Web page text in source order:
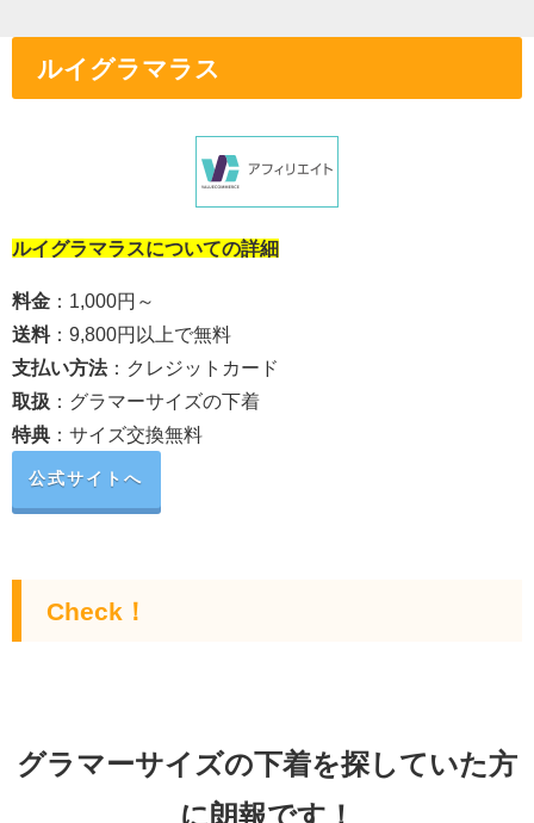
ルイグラマラス
ルイグラマラスについての詳細
料金 ：1,000円～
送料：9,800円以上で無料
支払い方法：クレジットカード
取扱 ：グラマーサイズの下着
特典 ：サイズ交換無料
公式サイトへ
Check！
グラマーサイズの下着を探していた方
に朗報です！